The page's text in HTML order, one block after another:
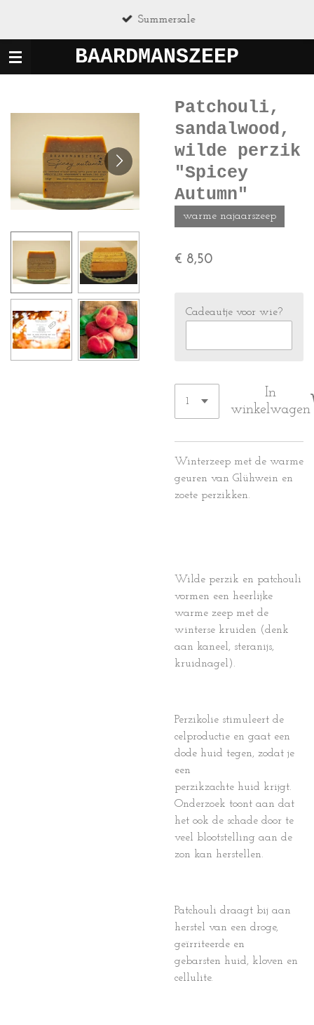
de
BAARDMANSZEEP
Summersale
Patchouli,
sandalwood,
wilde perzik
"Spicey
Autumn"
warme najaarszeep
€ 8,50
Cadeautje voor wie?
In
winkelwagen
Winterzeep met de warme
geuren van Glühwein en
zoete perzikken.
Wilde perzik en patchouli
vormen een heerlijke
warme zeep met de
winterse kruiden (denk
aan kaneel, steranijs,
kruidnagel).
Perzikolie stimuleert de
celproductie en gaat een
dode huid tegen, zodat je
een
perzikzachte huid krijgt.
Onderzoek toont aan dat
het ook de schade door te
veel blootstelling aan de
zon kan herstellen.
Patchouli draagt bij aan
herstel van een droge,
geïrriteerde en
gebarsten huid, kloven en
cellulite.